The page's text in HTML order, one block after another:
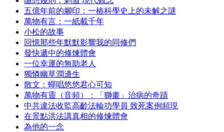
五億年前的腳印：一樁科學史上的未解之謎
萬物有言：一紙載千年
小松的故事
回憶那些年默默影響我的同修們
發快遞中的修煉體會
一位幸運的無助老人
獨憐幽草澗邊生
散文：蟬唱悠悠君心可知
萬物有靈（音頻）：「獅畫」治病的奇蹟
中共違法收監高齡法輪功學員 致死案例頻現
在景點洪法講真相的修煉體會
為他的一念